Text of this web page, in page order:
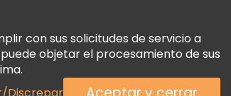
con sus solicitudes de servicio a
objetar el procesamiento de sus
Discrepar